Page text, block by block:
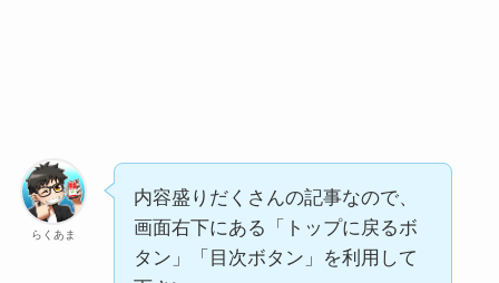
らくあま
内容盛りだくさんの記事なので、
画面右下にある「トップに戻るボ
タン」「目次ボタン」を利用して